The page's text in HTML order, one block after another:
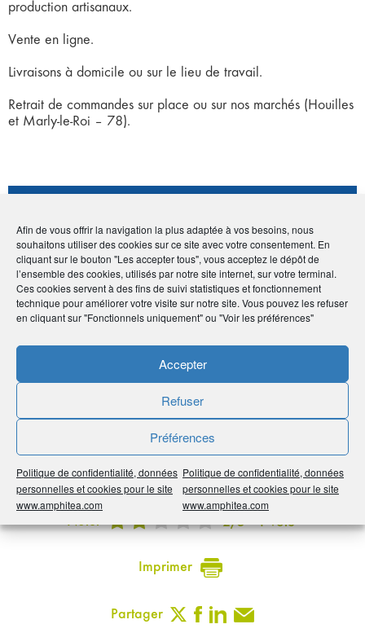
Afin de vous offrir la navigation la plus adaptée à vos besoins, nous
souhaitons utiliser des cookies sur ce site avec votre consentement. En
cliquant sur le bouton "Les accepter tous", vous acceptez le dépôt de
l’ensemble des cookies, utilisés par notre site internet, sur votre terminal.
Ces cookies servent à des fins de suivi statistiques et fonctionnement
technique pour améliorer votre visite sur notre site. Vous pouvez les refuser
en cliquant sur "Fonctionnels uniquement" ou "Voir les préférences"
Accepter
Refuser
Préférences
Politique de confidentialité, données
personnelles et cookies pour le site
www.amphitea.com
Politique de confidentialité, données
personnelles et cookies pour le site
www.amphitea.com
production artisanaux.
Vente en ligne.
Livraisons à domicile ou sur le lieu de travail.
Retrait de commandes sur place ou sur nos marchés (Houilles
et Marly-le-Roi – 78).
• Florence Sabot
• 46 route de Versailles - 78560 Le Port Marly
•06 86 40 63 68
•sabotflorence@gmail.com
•https://soignons-nos-assiettes.fr/
Avantage adhérents
1 produit d'une valeur de 3 à 7 euros offert, pour toute
première commande avec le Code AMPHI2011
Publié le :10 novembre 2020
2/5 1vote
Imprimer
Partager